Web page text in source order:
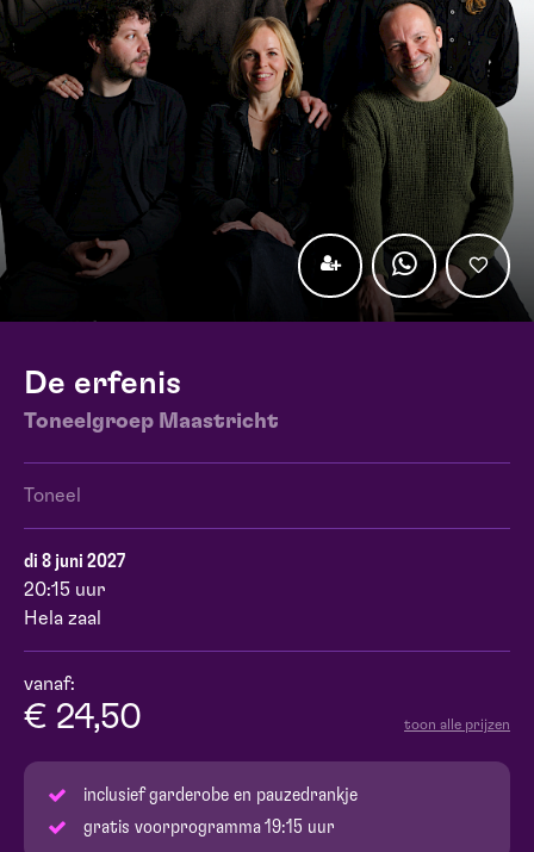
De erfenis
Toneelgroep Maastricht
Toneel
di 8 juni 2027
20:15 uur
Hela zaal
vanaf:
€ 24,50 toon alle prijzen
inclusief garderobe en pauzedrankje
gratis voorprogramma 19:15 uur